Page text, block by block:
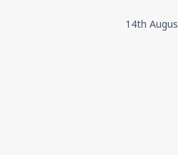
14th